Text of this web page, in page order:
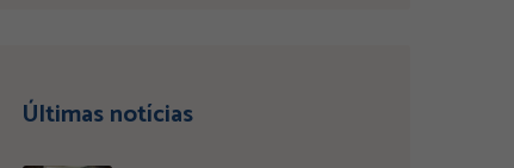
Últimas notícias